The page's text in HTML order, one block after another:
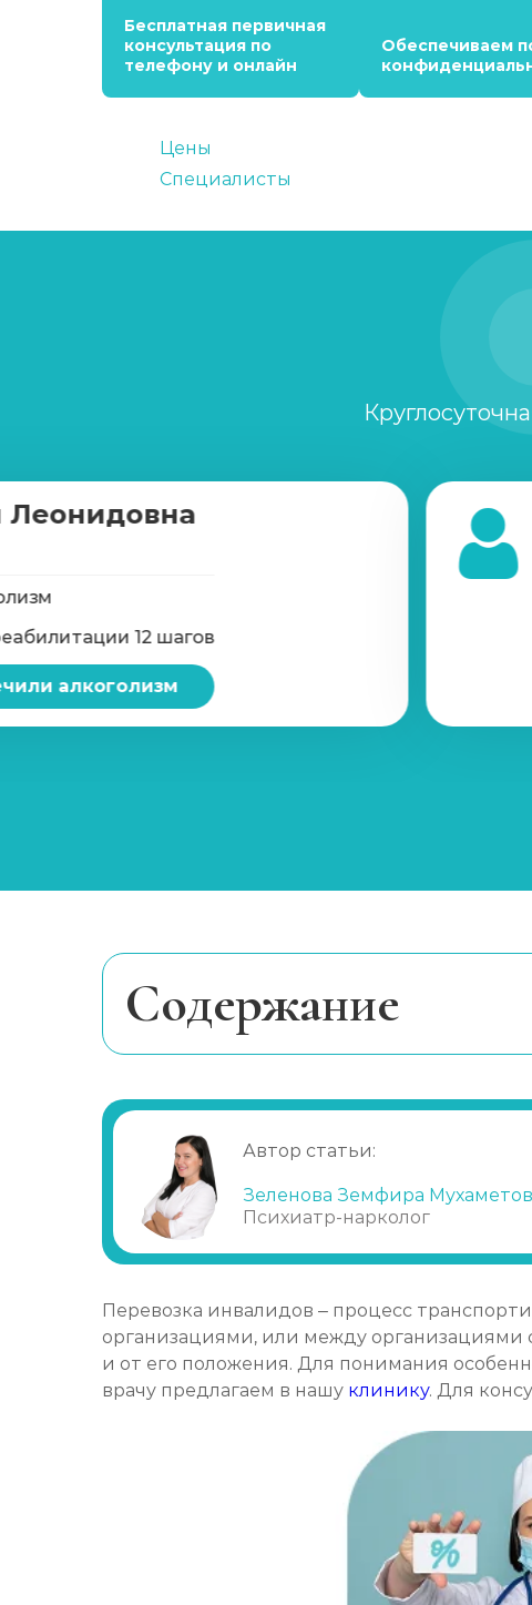
Бесплатная первичная
консультация по
телефону и онлайн
Обеспечиваем
Цены
Специалисты
12 шагов
алкоголизм
Cодержание
Перевозка людей с нарушениями
Перевозка людей с психическими
Автор статьи:
Зеленова Земфира
Психиатр-нарколог
Перевозка инвалидов – процесс
организациями, или между организациями
и от его положения. Для понимания
врачу предлагаем в нашу клинику. Для